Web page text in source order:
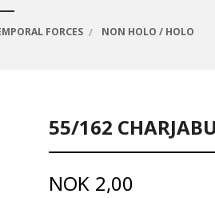
FORCES NON HOLO / HOLO
55/162
Pris
NOK 2,00